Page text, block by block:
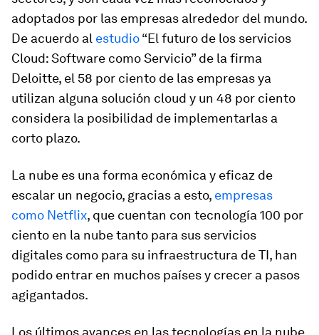
adoptados por las empresas alrededor del mundo.
De acuerdo al estudio“El futuro de los servicios
Cloud: Software como Servicio” de la firma
Deloitte, el 58 por ciento de las empresas ya
utilizan alguna solución cloud y un 48 por ciento
considera la posibilidad de implementarlas a
corto plazo.
La nube es una forma económica y eficaz de
escalar un negocio, gracias a esto, empresas
como Netflix, que cuentan con tecnología 100 por
ciento en la nube tanto para sus servicios
digitales como para su infraestructura de TI, han
podido entrar en muchos países y crecer a pasos
agigantados.
Los últimos avances en las tecnologías en la nube